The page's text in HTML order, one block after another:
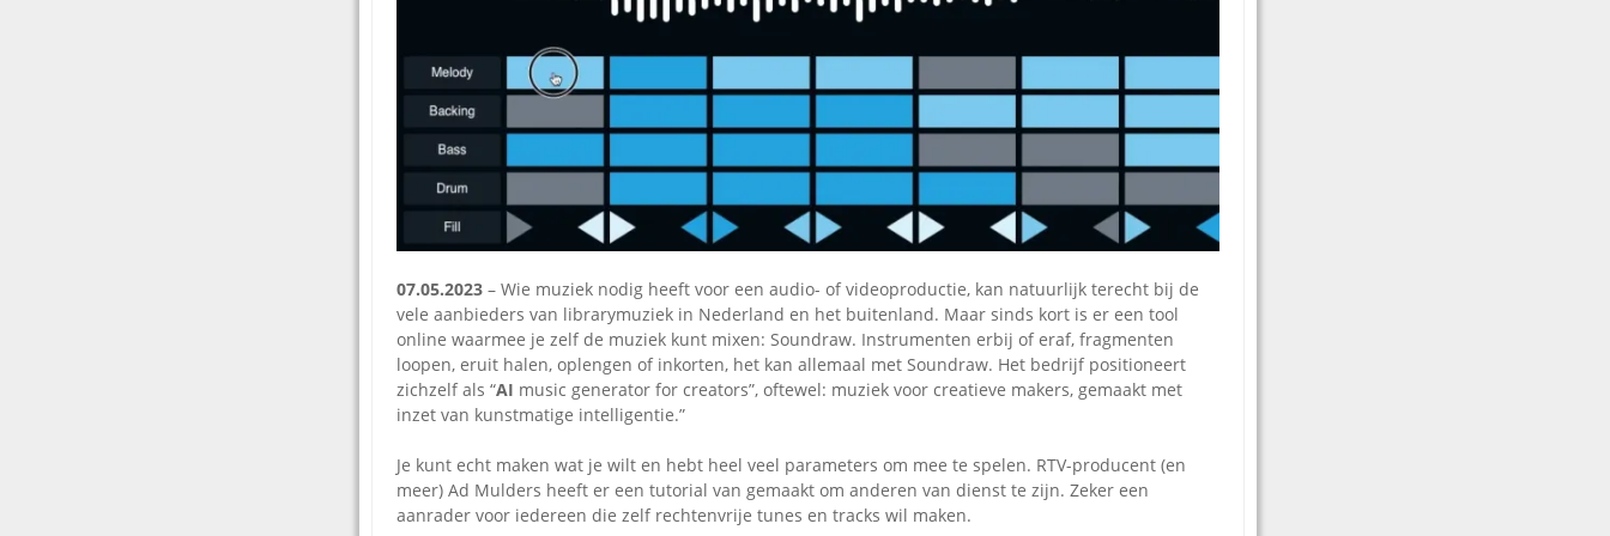
Omroepbanden
Stoomfluit Klaas
Uitvinding
jinglecassette
07.05.2023 – Wie muziek nodig heeft voor een audio- of videoproductie, kan natuurlijk terecht bij de
vele aanbieders van librarymuziek in Nederland en het buitenland. Maar sinds kort is er een tool
online waarmee je zelf de muziek kunt mixen: Soundraw. Instrumenten erbij of eraf, fragmenten
loopen, eruit halen, oplengen of inkorten, het kan allemaal met Soundraw. Het bedrijf positioneert
zichzelf als “AI music generator for creators”, oftewel: muziek voor creatieve makers, gemaakt met
inzet van kunstmatige intelligentie.”
Je kunt echt maken wat je wilt en hebt heel veel parameters om mee te spelen. RTV-producent (en
meer) Ad Mulders heeft er een tutorial van gemaakt om anderen van dienst te zijn. Zeker een
aanrader voor iedereen die zelf rechtenvrije tunes en tracks wil maken.